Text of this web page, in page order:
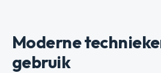
Moderne
gebruik